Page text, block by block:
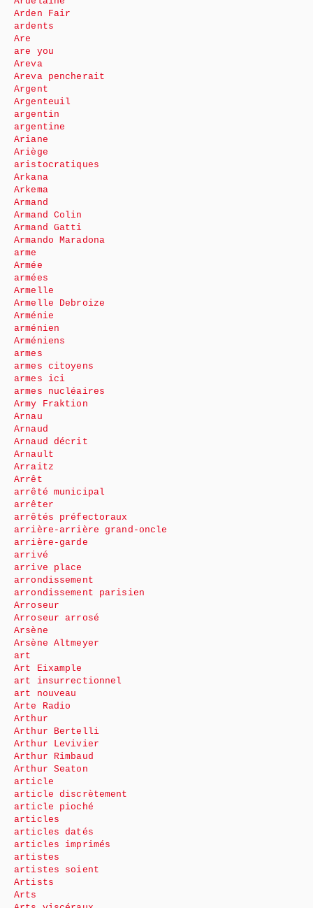
Arden Fair
ardents
Are
are you
Areva
Areva pencherait
Argent
Argenteuil
argentin
argentine
Ariane
Ariège
aristocratiques
Arkana
Arkema
Armand
Armand Colin
Armand Gatti
Armando Maradona
arme
Armée
armées
Armelle
Armelle Debroize
Arménie
arménien
Arméniens
armes
armes citoyens
armes ici
armes nucléaires
Army Fraktion
Arnau
Arnaud
Arnaud décrit
Arnault
Arraitz
Arrêt
arrêté municipal
arrêter
arrêtés préfectoraux
arrière-arrière grand-oncle
arrière-garde
arrivé
arrive place
arrondissement
arrondissement parisien
Arroseur
Arroseur arrosé
Arsène
Arsène Altmeyer
art
Art Eixample
art insurrectionnel
art nouveau
Arte Radio
Arthur
Arthur Bertelli
Arthur Levivier
Arthur Rimbaud
Arthur Seaton
article
article discrètement
article pioché
articles
articles datés
articles imprimés
artistes
artistes soient
Artists
Arts